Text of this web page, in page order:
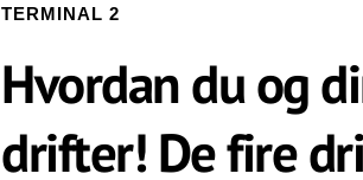
TERMINAL 2
Hvordan du og
drifter! De fire